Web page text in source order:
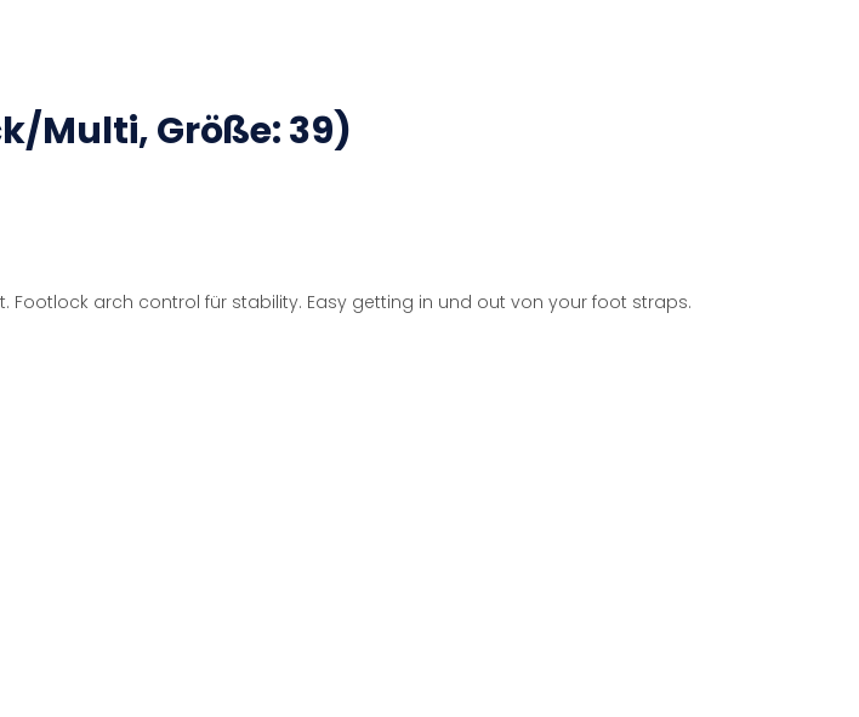
Multi, Größe: 39)
arch control für stability. Easy getting in und out von your foot straps.